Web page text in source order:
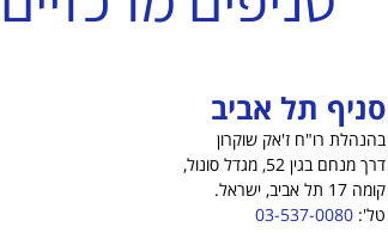
סניף תל אביב
בהנהלת רו"ח ז'אק שוקרון
דרך מנחם בגין 52, מגדל סונול,
קומה 17 תל אביב, ישראל.
טל': 03-537-0080